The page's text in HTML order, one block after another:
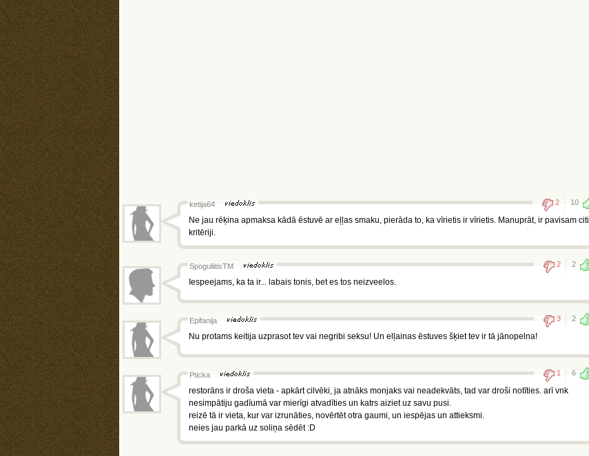
ketija64 2 10
Ne jau rēķina apmaksa kādā ēstuvē ar eļļas smaku, pierāda to, ka vīrietis ir vīrietis. Manuprāt, ir pavisam citi
kritēriji.
SpoguliitisTM 2 2
Iespeejams, ka ta ir... labais tonis, bet es tos neizveelos.
Epifanija 3 2
Nu protams keitija uzprasot tev vai negribi seksu! Un elļainas ēstuves šķiet tev ir tā jānopelna!
Pticka 1 6
restorāns ir droša vieta - apkārt cilvēki, ja atnāks monjaks vai neadekvāts, tad var droši notīties. arī vnk
nesimpātiju gadīumā var mierīgi atvadīties un katrs aiziet uz savu pusi.
reizē tā ir vieta, kur var izrunāties, novērtēt otra gaumi, un iespējas un attieksmi.
neies jau parkā uz soliņa sēdēt :D